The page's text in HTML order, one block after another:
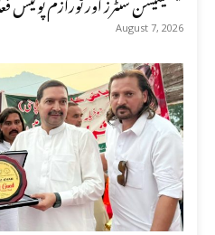
August 7, 2026